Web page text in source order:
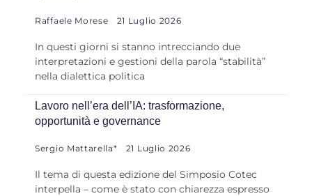
Raffaele Morese 21 Luglio 2026
In questi giorni si stanno intrecciando due
interpretazioni e gestioni della parola “stabilità”
nella dialettica politica
Lavoro nell’era dell’IA: trasformazione,
opportunità e governance
Sergio Mattarella* 21 Luglio 2026
Il tema di questa edizione del Simposio Cotec
interpella – come è stato con chiarezza espresso